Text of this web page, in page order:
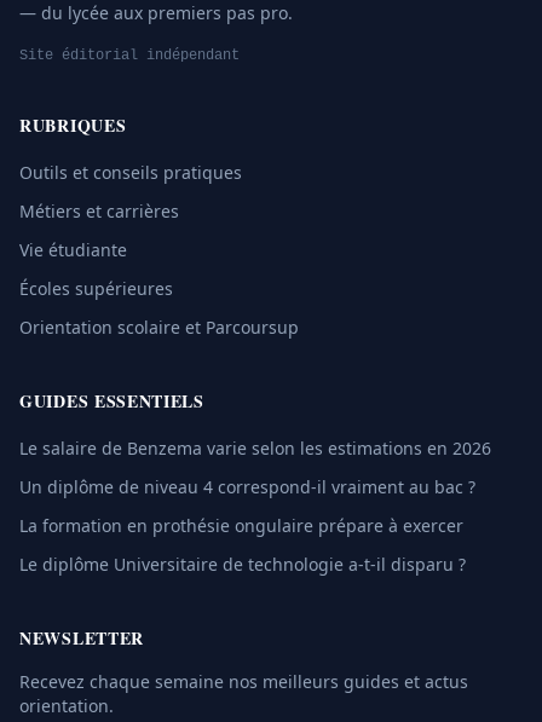
— du lycée aux premiers pas pro.
Site éditorial indépendant
RUBRIQUES
Outils et conseils pratiques
Métiers et carrières
Vie étudiante
Écoles supérieures
Orientation scolaire et Parcoursup
GUIDES ESSENTIELS
Le salaire de Benzema varie selon les estimations en 2026
Un diplôme de niveau 4 correspond-il vraiment au bac ?
La formation en prothésie ongulaire prépare à exercer
Le diplôme Universitaire de technologie a-t-il disparu ?
NEWSLETTER
Recevez chaque semaine nos meilleurs guides et actus
orientation.